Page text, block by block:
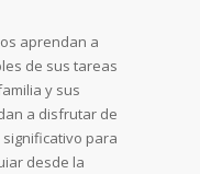
aprendan a
de sus tareas
y sus
a disfrutar de
para
desde la